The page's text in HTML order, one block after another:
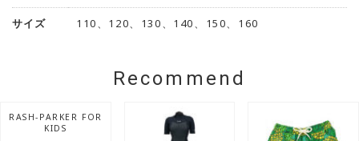
サイズ 110、120、130、140、150、160
Recommend
RASH-PARKER FOR
KIDS